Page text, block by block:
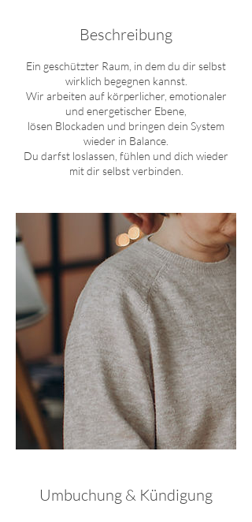
Beschreibung
Ein geschützter Raum, in dem du dir selbst
wirklich begegnen kannst.
Wir arbeiten auf körperlicher, emotionaler
und energetischer Ebene,
lösen Blockaden und bringen dein System
wieder in Balance.
Du darfst loslassen, fühlen und dich wieder
mit dir selbst verbinden.
Umbuchung & Kündigung